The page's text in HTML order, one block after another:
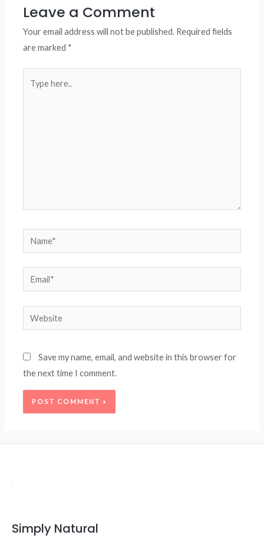
Leave a Comment
Your email address will not be published. Required fields
are marked *
here..
Name*
Email*
Website
Save my name, email, and website in this browser for
the next time I comment.
Simply Natural